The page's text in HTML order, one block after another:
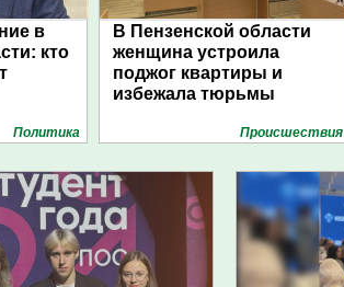
в
кто
Политика
В Пензенской области
женщина устроила
поджог квартиры и
избежала тюрьмы
Проиcшествия